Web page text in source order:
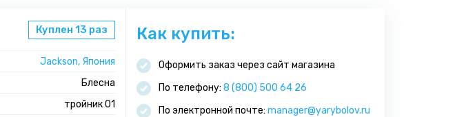
Куплен 13 раз
Jackson, Япония
Блесна
тройник 01
Как купить:
Оформить заказ через сайт магазина
По телефону: 8 (800) 500 64 26
По электронной почте: manager@yarybolov.ru